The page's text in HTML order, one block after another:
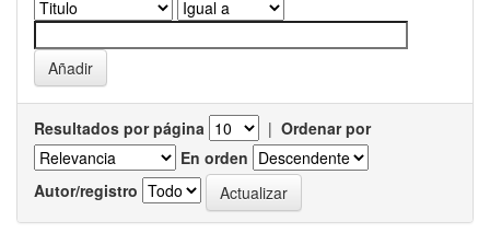
Resultados por página | Ordenar por
En orden
Autor/registro